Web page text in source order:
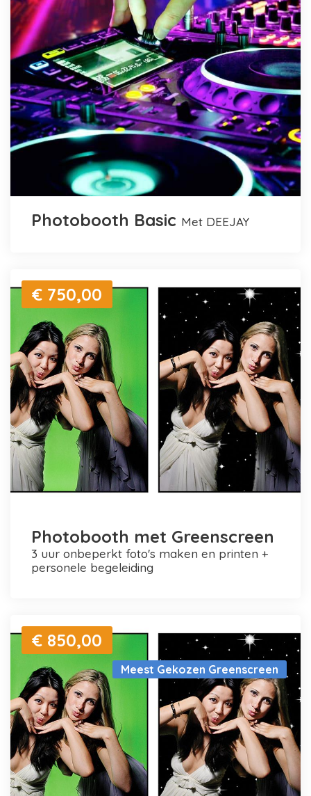
Photobooth Basic met DEEJAY
€ 750,00
Photobooth met Greenscreen
3 uur onbeperkt foto's maken en printen +
personele begeleiding
Meest Gekozen Greenscreen
€ 850,00